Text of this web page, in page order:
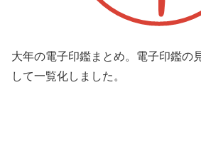
大年の電子印鑑まとめ。電子印鑑の
して一覧化しました。